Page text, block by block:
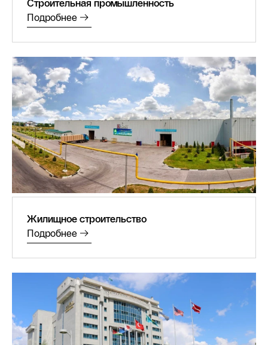
Строительная промышленность
Подробнее
Жилищное строительство
Подробнее